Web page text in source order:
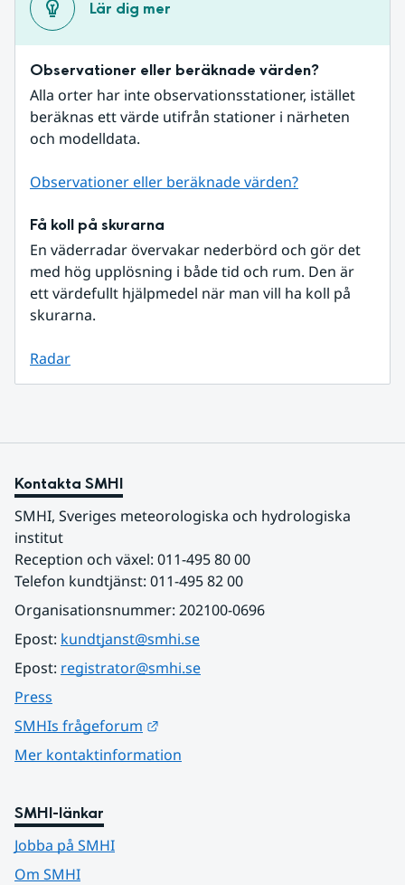
Lär dig mer
Observationer eller beräknade värden?
Alla orter har inte observationsstationer, istället
beräknas ett värde utifrån stationer i närheten
och modelldata.
Observationer eller beräknade värden?
Få koll på skurarna
En väderradar övervakar nederbörd och gör det
med hög upplösning i både tid och rum. Den är
ett värdefullt hjälpmedel när man vill ha koll på
skurarna.
Radar
Kontakta SMHI
SMHI, Sveriges meteorologiska och hydrologiska
institut
Reception och växel: 011-495 80 00
Telefon kundtjänst: 011-495 82 00
Organisationsnummer: 202100-0696
Epost: kundtjanst@smhi.se
Epost: registrator@smhi.se
Press
SMHIs frågeforum
Mer kontaktinformation
SMHI-länkar
Jobba på SMHI
Om SMHI